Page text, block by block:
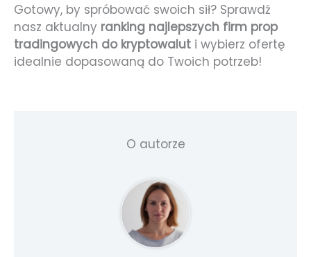
Gotowy, by spróbować swoich sił? Sprawdź
nasz aktualny ranking najlepszych firm prop
tradingowych do kryptowalut i wybierz ofertę
idealnie dopasowaną do Twoich potrzeb!
O autorze